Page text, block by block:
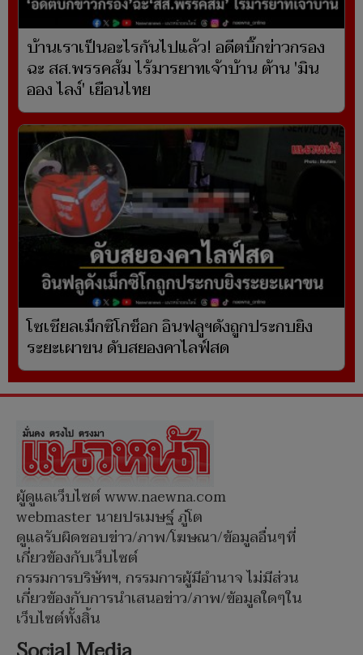
บ้านเราเป็นอะไรกันไปแล้ว! อดีตบิ๊กข่าวกรอง
ฉะ สส.พรรคส้ม ไร้มารยาทเจ้าบ้าน ต้าน 'มิน
ออง ไลง์' เยือนไทย
โซเชียลเม็กซิโกช็อก อินฟลูฯดังถูกประกบยิง
ระยะเผาขน ดับสยองคาไลฟ์สด
ผู้ดูแลเว็บไซต์ www.naewna.com
webmaster นายปรเมษฐ์ ภู่โต
ดูแลรับผิดชอบข่าว/ภาพ/โฆษณา/ข้อมูลอื่นๆที่
เกี่ยวข้องกับเว็บไซต์
กรรมการบริษัทฯ, กรรมการผู้มีอำนาจ ไม่มีส่วน
เกี่ยวข้องกับการนำเสนอข่าว/ภาพ/ข้อมูลใดๆใน
เว็บไซต์ทั้งสิ้น